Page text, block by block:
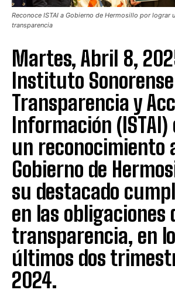
Reconoce ISTAI a Gobierno de Hermosillo por lograr
transparencia
Martes, Abril 8,
Instituto
Transparencia y
Información
un reconocimiento
Gobierno de
su destacado
en las obligaciones
transparencia, en
últimos dos
2024.